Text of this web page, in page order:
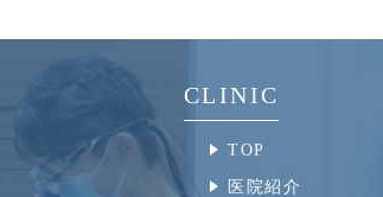
CLINIC
TOP
医院紹介